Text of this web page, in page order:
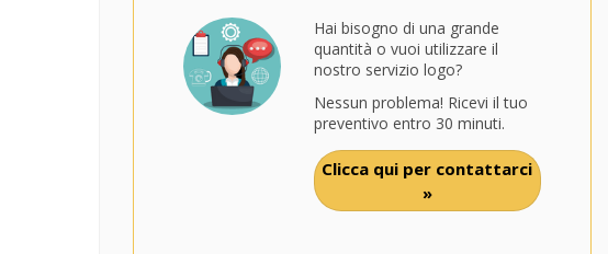
Hai bisogno di una grande
quantità o vuoi utilizzare il
nostro servizio logo?
Nessun problema! Ricevi il tuo
preventivo entro 30 minuti.
Clicca qui per contattarci
»